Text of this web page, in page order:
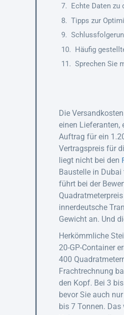
Echte Daten zu
Tipps zur
Häufig
Sprechen Sie
Die
einen Lieferanten,
Auftrag für ein
Vertragspreis für
liegt nicht bei den
Baustelle in
führt bei der
innerdeutsche
Gewicht an. Und
Herkömmliche
20-GP-Container
400
Frachtrechnung
den Kopf. Bei 3
bevor Sie auch
bis 7 Tonnen.